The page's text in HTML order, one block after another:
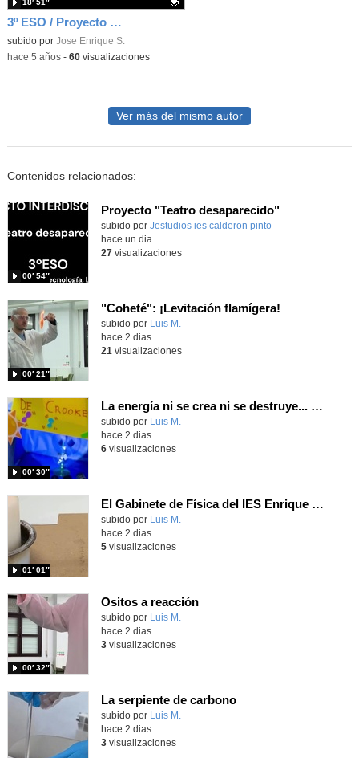
3º ESO / Proyecto de electronica analogica y digital - 2 - Paso 2-3A
Contenido educativo.
subido por Jose Enrique S.
18′ 51″
-hace 5 años- 60visualizaciones
Ver más del mismo autor
Contenidos relacionados:
Proyecto "Teatro desaparecido"
Contenido educativo.
subido por Jestudios ies calderon pinto
00′ 54″
-
hace un dia
27visualizaciones
"Coheté": ¡Levitación flamígera!
Contenido educativo.
subido por Luis M.
00′ 21″
hace 2 dias
21 visualizaciones
La energía ni se crea ni se destruye... ¡se experimenta! El Tierno en la Feria Madrid es Ciencia 2026
Contenido educativo.
subido por Luis M.
00′ 30″
hace 2 dias
6visualizaciones
El Gabinete de Física del IES Enrique Tierno Galván de Parla (Curso 25-26)
Contenido educativo.
subido por Luis M.
01′ 01″
hace 2 dias
5visualizaciones
Ositos a reacción
Contenido educativo.
subido por Luis M.
00′ 32″
hace 2 dias
3visualizaciones
La serpiente de carbono
Contenido educativo.
subido por Luis M.
hace 2 dias
3visualizaciones